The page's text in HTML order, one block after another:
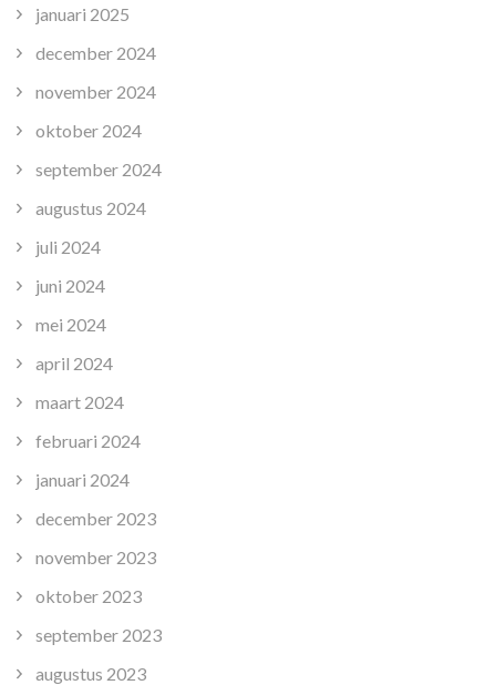
januari 2025
december 2024
november 2024
oktober 2024
september 2024
augustus 2024
juli 2024
juni 2024
mei 2024
april 2024
maart 2024
februari 2024
januari 2024
december 2023
november 2023
oktober 2023
september 2023
augustus 2023